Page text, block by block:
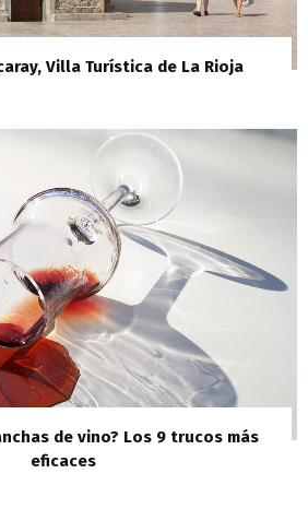
Villa Turística de La Rioja
de vino? Los 9 trucos más
eficaces